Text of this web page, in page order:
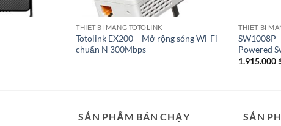
THIẾT BỊ MẠNG TOTOLINK
Totolink EX200 – Mở rộng sóng Wi-Fi
chuẩn N 300Mbps
THIẾT BỊ
SW1008P
Powered
1.915.000
SẢN PHẨM BÁN CHẠY SẢN